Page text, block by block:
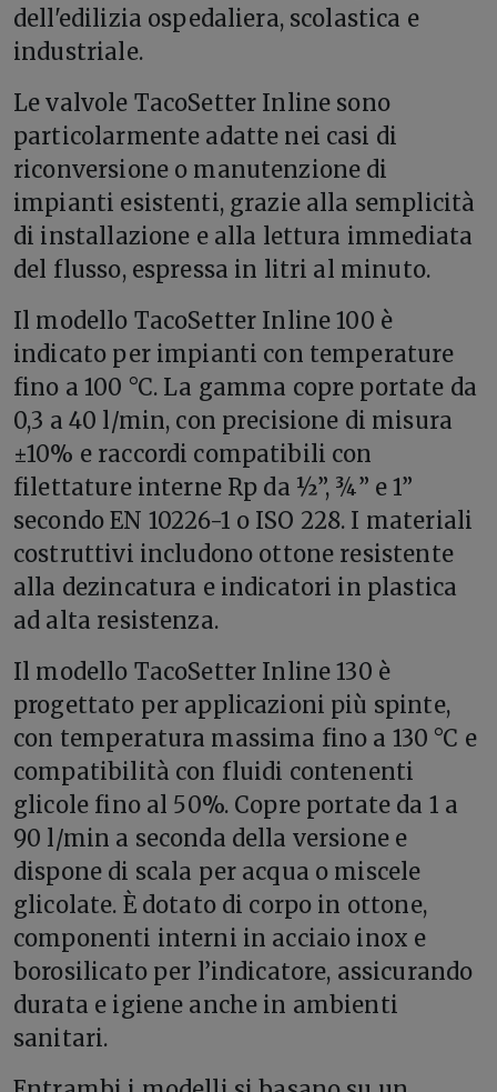
dell'edilizia ospedaliera, scolastica e
industriale.
Le valvole TacoSetter Inline sono
particolarmente adatte nei casi di
riconversione o manutenzione di
impianti esistenti, grazie alla semplicità
di installazione e alla lettura immediata
del flusso, espressa in litri al minuto.
Il modello TacoSetter Inline 100 è
indicato per impianti con temperature
fino a 100 °C. La gamma copre portate da
0,3 a 40 l/min, con precisione di misura
±10% e raccordi compatibili con
filettature interne Rp da ½”, ¾” e 1”
secondo EN 10226-1 o ISO 228. I materiali
costruttivi includono ottone resistente
alla dezincatura e indicatori in plastica
ad alta resistenza.
Il modello TacoSetter Inline 130 è
progettato per applicazioni più spinte,
con temperatura massima fino a 130 °C e
compatibilità con fluidi contenenti
glicole fino al 50%. Copre portate da 1 a
90 l/min a seconda della versione e
dispone di scala per acqua o miscele
glicolate. È dotato di corpo in ottone,
componenti interni in acciaio inox e
borosilicato per l’indicatore, assicurando
durata e igiene anche in ambienti
sanitari.